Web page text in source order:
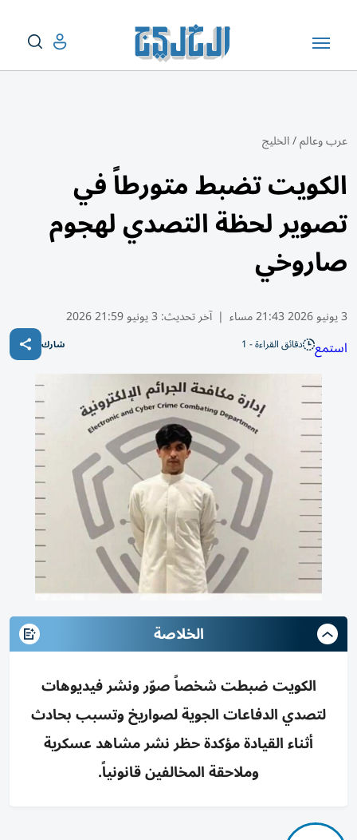
عرب وعالم/الخليج
الكويت تضبط متورطاً في
تصوير لحظة التصدي لهجوم
صاروخي
3 يونيو 2026 21:43 مساء | آخر تحديث: 3 يونيو 21:59 2026
استمع دقائق القراءة - 1 شارك
الخلاصة
الكويت ضبطت شخصاً صوّر ونشر فيديوهات
لتصدي الدفاعات الجوية لصواريخ وتسبب بحادث
أثناء القيادة مؤكدة حظر نشر مشاهد عسكرية
وملاحقة المخالفين قانونياً.